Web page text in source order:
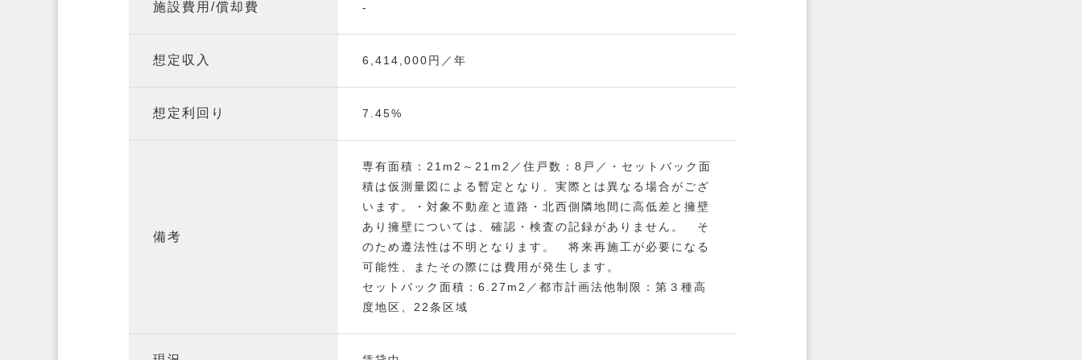
施設費用/償却費 -
想定収入 6,414,000円／年
想定利回り 7.45%
備考
専有面積：21m2～21m2／住戸数：8戸／・セットバック面
積は仮測量図による暫定となり、実際とは異なる場合がござ
います。・対象不動産と道路・北西側隣地間に高低差と擁壁
あり擁壁については、確認・検査の記録がありません。 そ
のため遵法性は不明となります。 将来再施工が必要になる
可能性、またその際には費用が発生します。
セットバック面積：6.27m2／都市計画法他制限：第３種高
度地区、22条区域